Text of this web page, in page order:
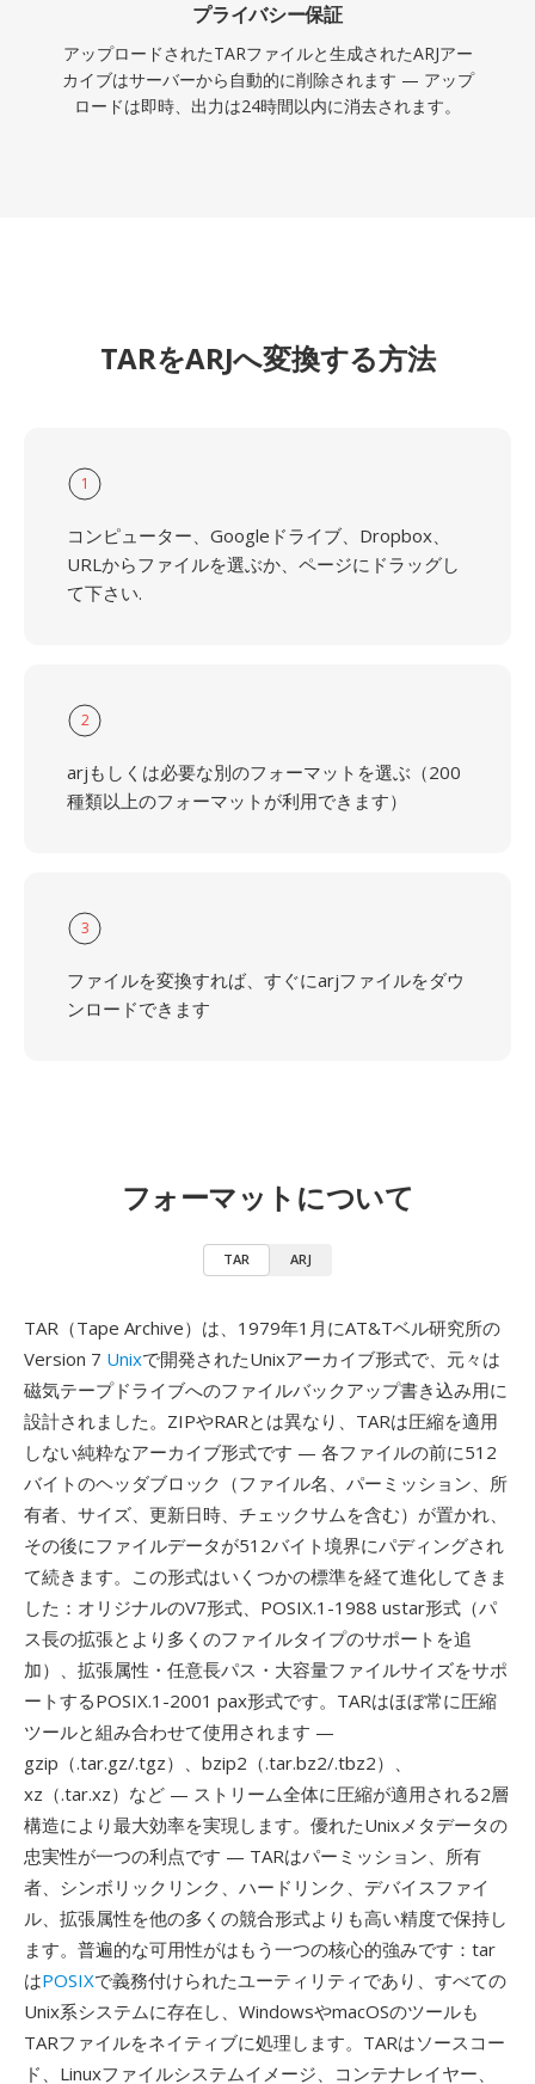
プライバシー保証
アップロードされたTARファイルと生成されたARJアー
カイブはサーバーから自動的に削除されます — アップ
ロードは即時、出力は24時間以内に消去されます。
TARをARJへ変換する方法
1
コンピューター、Googleドライブ、Dropbox、
URLからファイルを選ぶか、ページにドラッグし
て下さい.
2
arjもしくは必要な別のフォーマットを選ぶ（200
種類以上のフォーマットが利用できます）
3
ファイルを変換すれば、すぐにarjファイルをダウ
ンロードできます
フォーマットについて
TAR ARJ
TAR（Tape Archive）は、1979年1月にAT&Tベル研究所の
Version 7 Unixで開発されたUnixアーカイブ形式で、元々は
磁気テープドライブへのファイルバックアップ書き込み用に
設計されました。ZIPやRARとは異なり、TARは圧縮を適用
しない純粋なアーカイブ形式です — 各ファイルの前に512
バイトのヘッダブロック（ファイル名、パーミッション、所
有者、サイズ、更新日時、チェックサムを含む）が置かれ、
その後にファイルデータが512バイト境界にパディングされ
て続きます。この形式はいくつかの標準を経て進化してきま
した：オリジナルのV7形式、POSIX.1-1988 ustar形式（パ
ス長の拡張とより多くのファイルタイプのサポートを追
加）、拡張属性・任意長パス・大容量ファイルサイズをサポ
ートするPOSIX.1-2001 pax形式です。TARはほぼ常に圧縮
ツールと組み合わせて使用されます —
gzip（.tar.gz/.tgz）、bzip2（.tar.bz2/.tbz2）、
xz（.tar.xz）など — ストリーム全体に圧縮が適用される2層
構造により最大効率を実現します。優れたUnixメタデータの
忠実性が一つの利点です — TARはパーミッション、所有
者、シンボリックリンク、ハードリンク、デバイスファイ
ル、拡張属性を他の多くの競合形式よりも高い精度で保持し
ます。普遍的な可用性がはもう一つの核心的強みです：tar
はPOSIXで義務付けられたユーティリティであり、すべての
Unix系システムに存在し、WindowsやmacOSのツールも
TARファイルをネイティブに処理します。TARはソースコー
ド、Linuxファイルシステムイメージ、コンテナレイヤー、